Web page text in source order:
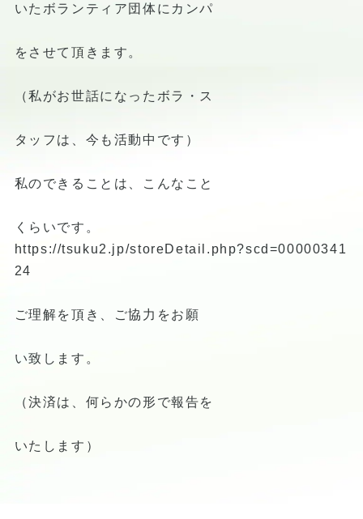
いたボランティア団体にカンパ
をさせて頂きます。
（私がお世話になったボラ・ス
タッフは、今も活動中です）
私のできることは、こんなこと
くらいです。
https://tsuku2.jp/storeDetail.php?scd=00000341
24
ご理解を頂き、ご協力をお願
い致します。
（決済は、何らかの形で報告を
いたします）